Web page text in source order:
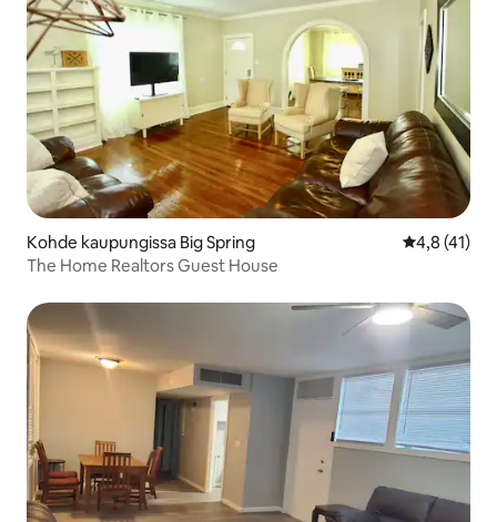
Kohde kaupungissa Big Spring
4,8 (41)
The Home Realtors Guest House